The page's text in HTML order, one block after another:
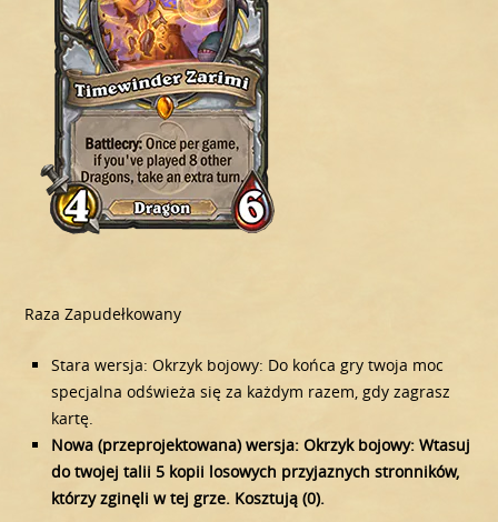
Raza Zapudełkowany
Stara wersja: Okrzyk bojowy: Do końca gry twoja moc
specjalna odświeża się za każdym razem, gdy zagrasz
kartę.
Nowa (przeprojektowana) wersja: Okrzyk bojowy: Wtasuj
do twojej talii 5 kopii losowych przyjaznych stronników,
którzy zginęli w tej grze. Kosztują (0).